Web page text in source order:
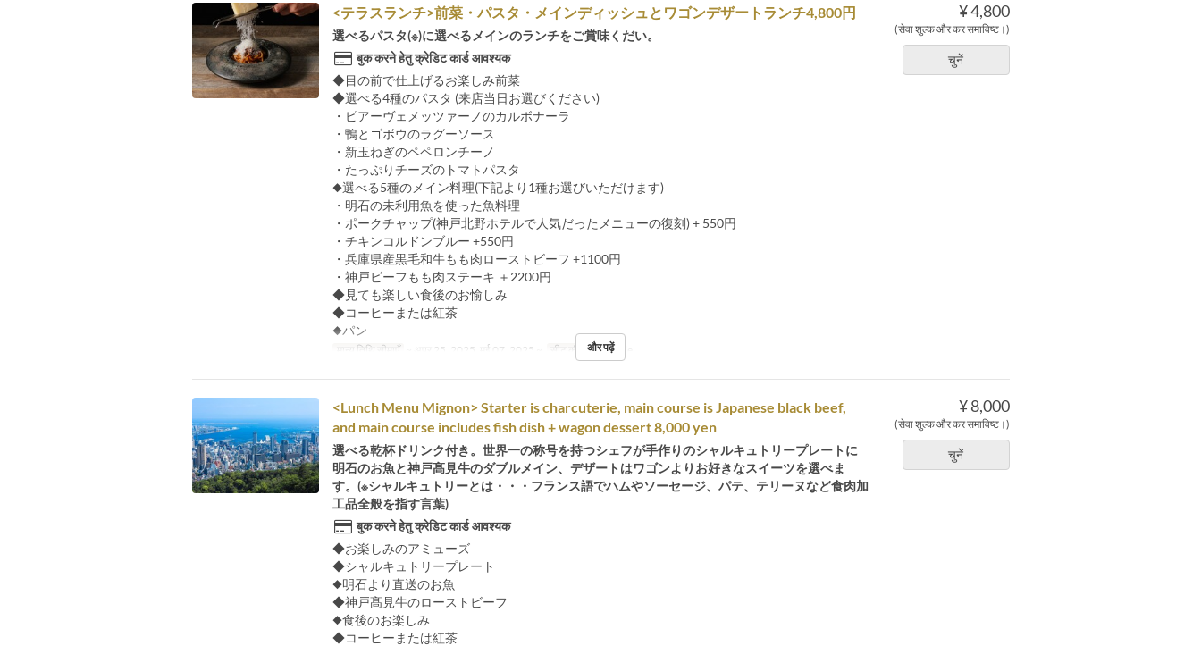
¥ 4,800
(सेवा शुल्क और कर समाविष्ट।)
चुनें
<テラスランチ>前菜・パスタ・メインディッシュとワゴンデザートランチ4,800円
選べるパスタ(※)に選べるメインのランチをご賞味くだい。
बुक करने हेतु क्रेडिट कार्ड आवश्यक
◆目の前で仕上げるお楽しみ前菜
◆選べる4種のパスタ (来店当日お選びください)
・ピアーヴェメッツァーノのカルボナーラ
・鴨とゴボウのラグーソース
・新玉ねぎのペペロンチーノ
・たっぷりチーズのトマトパスタ
◆選べる5種のメイン料理(下記より1種お選びいただけます)
・明石の未利用魚を使った魚料理
・ポークチャップ(神戸北野ホテルで人気だったメニューの復刻) + 550円
・チキンコルドンブルー +550円
・兵庫県産黒毛和牛もも肉ローストビーフ +1100円
・神戸ビーフもも肉ステーキ ＋2200円
◆見ても楽しい食後のお愉しみ
◆コーヒーまたは紅茶
◆パン
मान्य तिथि सीमाएँ ~ अप्र 25, 2025, मई 07, 2025 ~ सीट की श्रेणी Table
और पढ़ें
¥ 8,000
(सेवा शुल्क और कर समाविष्ट।)
चुनें
<Lunch Menu Mignon> Starter is charcuterie, main course is Japanese black beef,
and main course includes fish dish + wagon dessert 8,000 yen
選べる乾杯ドリンク付き。世界一の称号を持つシェフが手作りのシャルキュトリープレートに
明石のお魚と神戸髙見牛のダブルメイン、デザートはワゴンよりお好きなスイーツを選べま
す。(※シャルキュトリーとは・・・フランス語でハムやソーセージ、パテ、テリーヌなど食肉加
工品全般を指す言葉)
बुक करने हेतु क्रेडिट कार्ड आवश्यक
◆お楽しみのアミューズ
◆シャルキュトリープレート
◆明石より直送のお魚
◆神戸髙見牛のローストビーフ
◆食後のお楽しみ
◆コーヒーまたは紅茶